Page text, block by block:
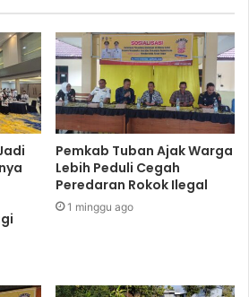
Pemkab Tuban Ajak Warga
Lebih Peduli Cegah
Peredaran Rokok Ilegal
1 minggu ago